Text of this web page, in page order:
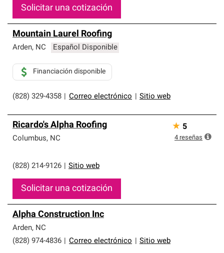
Solicitar una cotización
Mountain Laurel Roofing
Arden, NC Español Disponible
(828) 329-4358 Correo electrónico Sitio web
Financiación disponible
Ricardo's Alpha Roofing
Columbus, NC
(828) 214-9126 Sitio web
Solicitar una cotización
★ 5
4 reseñas
Alpha Construction Inc
Arden, NC
(828) 974-4836
Correo electrónico Sitio web